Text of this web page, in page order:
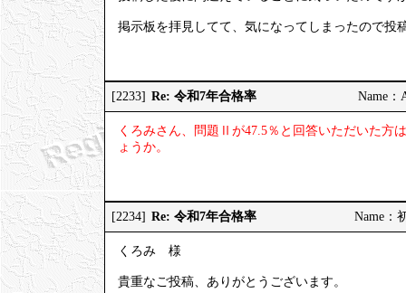
掲示板を拝見してて、気になってしまったので投
[2233] Re: 令和7年合格率 Name：
くろみさん、問題Ⅱが47.5％と回答いただいた方
ょうか。
[2234] Re: 令和7年合格率 Name：
くろみ 様
貴重なご投稿、ありがとうございます。